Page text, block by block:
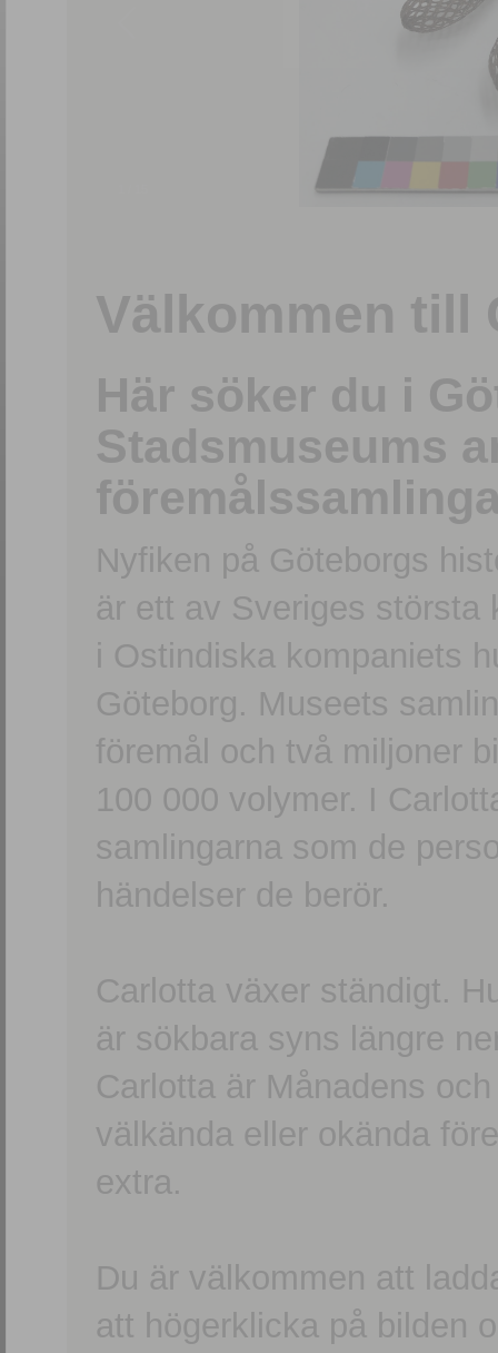
Välkommen till
Här söker du i
Stadsmuseums
Nyfiken på Göteborgs
är ett av Sveriges största
i Ostindiska kompaniets
Göteborg. Museets
föremål och två miljoner
100 000 volymer. I
samlingarna som de
händelser de berör.
Carlotta växer ständigt.
är sökbara syns längre
Carlotta är Månadens
välkända eller okända
extra.
Du är välkommen att
att högerklicka på bilden